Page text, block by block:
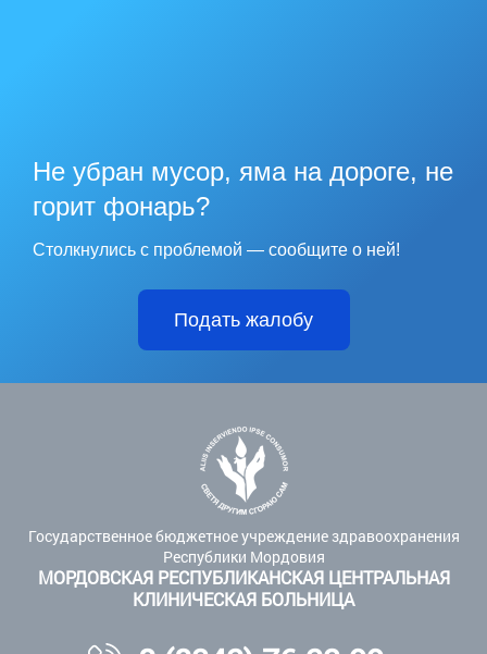
Не убран мусор, яма на дороге, не
горит фонарь?
Столкнулись с проблемой — сообщите о ней!
Подать жалобу
Государственное бюджетное учреждение здравоохранения
Республики Мордовия
МОРДОВСКАЯ РЕСПУБЛИКАНСКАЯ ЦЕНТРАЛЬНАЯ
КЛИНИЧЕСКАЯ БОЛЬНИЦА